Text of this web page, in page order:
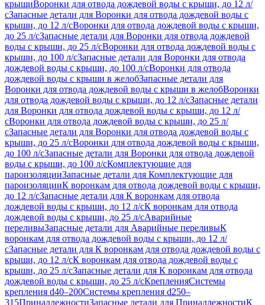
крышиВоронки для отвода дождевой воды с крыши, до 12 л/
сЗапасные детали для Воронки для отвода дождевой воды с
крыши, до 12 л/сВоронки для отвода дождевой воды с крыши,
до 25 л/сЗапасные детали для Воронки для отвода дождевой
воды с крыши, до 25 л/сВоронки для отвода дождевой воды с
крыши, до 100 л/сЗапасные детали для Воронки для отвода
дождевой воды с крыши, до 100 л/сВоронки для отвода
дождевой воды с крыши в желобЗапасные детали для
Воронки для отвода дождевой воды с крыши в желобВоронки
для отвода дождевой воды с крыши, до 12 л/сЗапасные детали
для Воронки для отвода дождевой воды с крыши, до 12 л/
сВоронки для отвода дождевой воды с крыши, до 25 л/
сЗапасные детали для Воронки для отвода дождевой воды с
крыши, до 25 л/сВоронки для отвода дождевой воды с крыши,
до 100 л/сЗапасные детали для Воронки для отвода дождевой
воды с крыши, до 100 л/сКомплектующие для
пароизоляцииЗапасные детали для Комплектующие для
пароизоляцииК воронкам для отвода дождевой воды с крыши,
до 12 л/сЗапасные детали для К воронкам для отвода
дождевой воды с крыши, до 12 л/сК воронкам для отвода
дождевой воды с крыши, до 25 л/сАварийные
переливыЗапасные детали для Аварийные переливыК
воронкам для отвода дождевой воды с крыши, до 12 л/
сЗапасные детали для К воронкам для отвода дождевой воды с
крыши, до 12 л/сК воронкам для отвода дождевой воды с
крыши, до 25 л/сЗапасные детали для К воронкам для отвода
дождевой воды с крыши, до 25 л/сКрепленияСистемы
крепления d40–200Системы крепления d250–
315ПринадлежностиЗапасные детали для ПринадлежностиК